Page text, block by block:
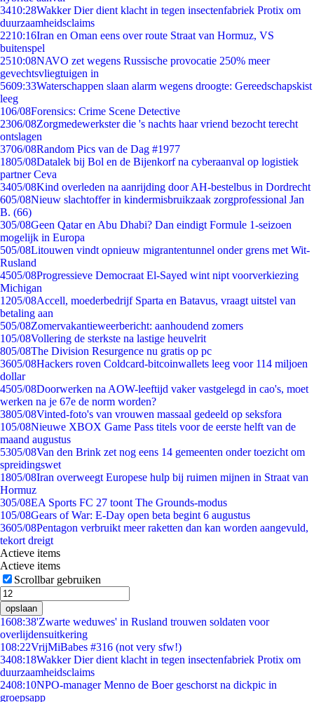
3410:28Wakker Dier dient klacht in tegen insectenfabriek Protix om
duurzaamheidsclaims
2210:16Iran en Oman eens over route Straat van Hormuz, VS
buitenspel
2510:08NAVO zet wegens Russische provocatie 250% meer
gevechtsvliegtuigen in
5609:33Waterschappen slaan alarm wegens droogte: Gereedschapskist
leeg
106/08Forensics: Crime Scene Detective
2306/08Zorgmedewerkster die 's nachts haar vriend bezocht terecht
ontslagen
3706/08Random Pics van de Dag #1977
1805/08Datalek bij Bol en de Bijenkorf na cyberaanval op logistiek
partner Ceva
3405/08Kind overleden na aanrijding door AH-bestelbus in Dordrecht
605/08Nieuw slachtoffer in kindermisbruikzaak zorgprofessional Jan
B. (66)
305/08Geen Qatar en Abu Dhabi? Dan eindigt Formule 1-seizoen
mogelijk in Europa
505/08Litouwen vindt opnieuw migrantentunnel onder grens met Wit-
Rusland
4505/08Progressieve Democraat El-Sayed wint nipt voorverkiezing
Michigan
1205/08Accell, moederbedrijf Sparta en Batavus, vraagt uitstel van
betaling aan
505/08Zomervakantieweerbericht: aanhoudend zomers
105/08Vollering de sterkste na lastige heuvelrit
805/08The Division Resurgence nu gratis op pc
3605/08Hackers roven Coldcard-bitcoinwallets leeg voor 114 miljoen
dollar
4505/08Doorwerken na AOW-leeftijd vaker vastgelegd in cao's, moet
werken na je 67e de norm worden?
3805/08Vinted-foto's van vrouwen massaal gedeeld op seksfora
105/08Nieuwe XBOX Game Pass titels voor de eerste helft van de
maand augustus
5305/08Van den Brink zet nog eens 14 gemeenten onder toezicht om
spreidingswet
1805/08Iran overweegt Europese hulp bij ruimen mijnen in Straat van
Hormuz
305/08EA Sports FC 27 toont The Grounds-modus
105/08Gears of War: E-Day open beta begint 6 augustus
3605/08Pentagon verbruikt meer raketten dan kan worden aangevuld,
tekort dreigt
Actieve items
Actieve items
Scrollbar gebruiken
opslaan
1608:38'Zwarte weduwes' in Rusland trouwen soldaten voor
overlijdensuitkering
108:22VrijMiBabes #316 (not very sfw!)
3408:18Wakker Dier dient klacht in tegen insectenfabriek Protix om
duurzaamheidsclaims
2408:10NPO-manager Menno de Boer geschorst na dickpic in
groepsapp